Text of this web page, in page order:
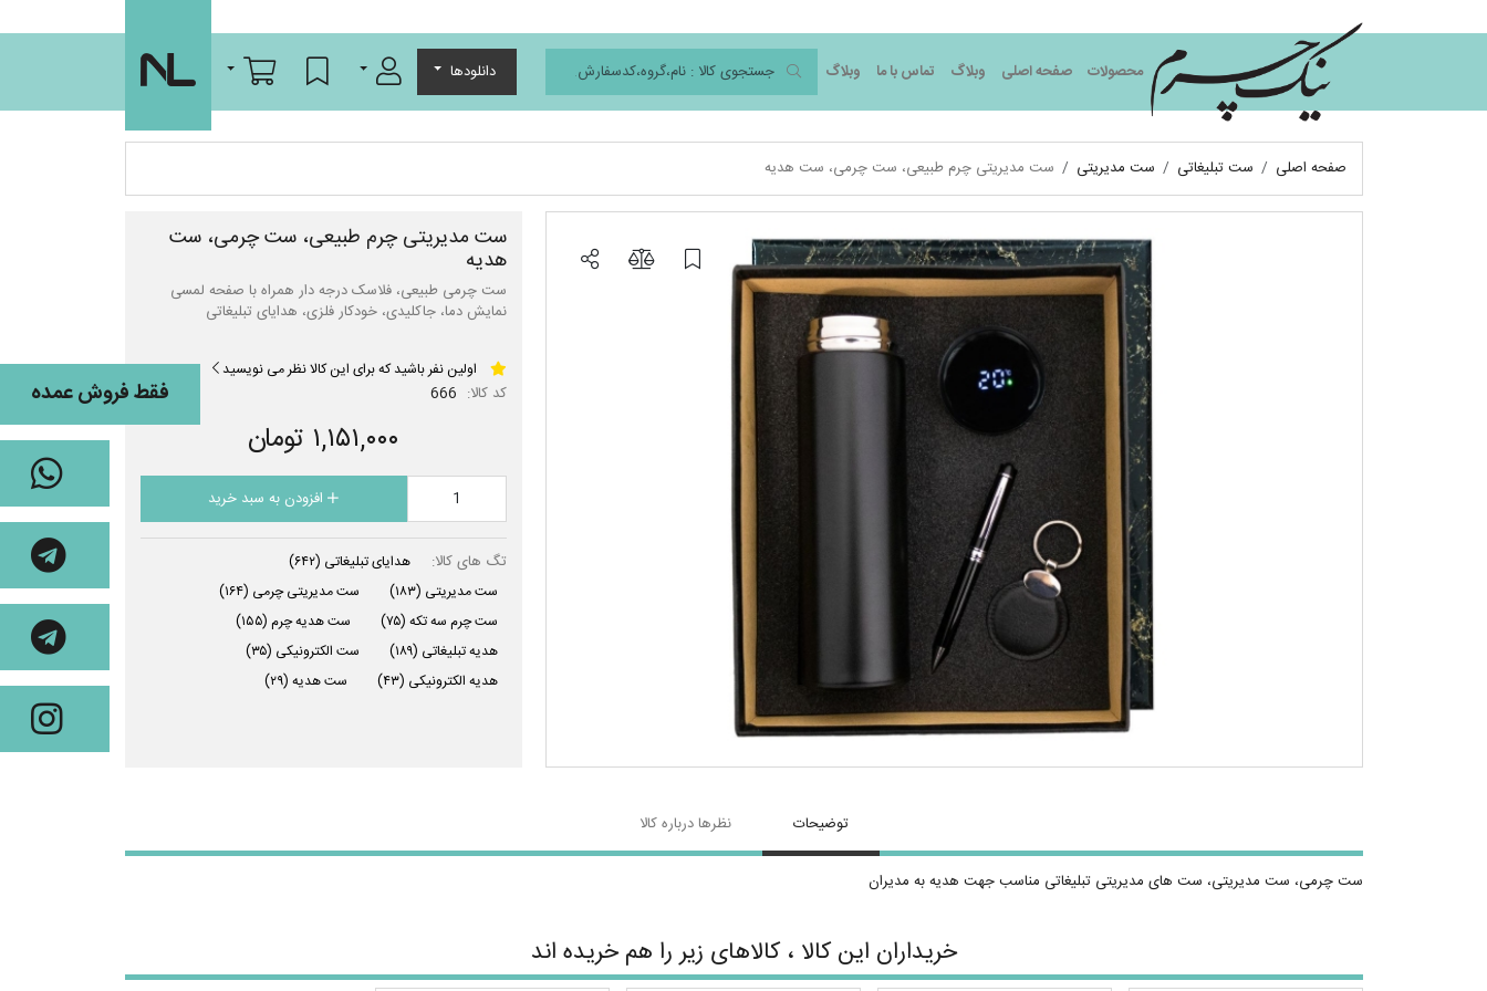
نیک چرم
محصولات
صفحه اصلی وبلاگ تماس با ما وبلاگ دانلودها ورود/عضویتلیست مورد علاقه
سبد خرید
صفحه اصلی ست تبلیغاتی ست مدیریتی ست مدیریتی چرم طبیعی، ست چرمی، ست هدیه
ست مدیریتی چرم طبیعی، ست چرمی، ست
هدیه
ست چرمی طبیعی، فلاسک درجه دار همراه با صفحه لمسی
نمایش دما، جاکلیدی، خودکار فلزی، هدایای تبلیغاتی
اولین نفر باشید که برای این کالا نظر می نویسید
کد کالا: 666
۱,۱۵۱,۰۰۰ تومان
افزودن به سبد خرید
تگ های کالا: هدایای تبلیغاتی (۶۴۲)
ست مدیریتی (۱۸۳) ست مدیریتی چرمی (۱۶۴)
ست چرم سه تکه (۷۵) ست هدیه چرم (۱۵۵)
هدیه تبلیغاتی (۱۸۹) ست الکترونیکی (۳۵)
هدیه الکترونیکی (۴۳) ست هدیه (۲۹)
توضیحات نظرها درباره کالا
ست چرمی، ست مدیریتی، ست های مدیریتی تبلیغاتی مناسب جهت هدیه به مدیران
خریداران این کالا ، کالاهای زیر را هم خریده اند
فقط فروش عمده